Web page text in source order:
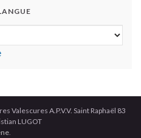
Valescures A.P.V.V. Saint Raphaël 83
LUGOT